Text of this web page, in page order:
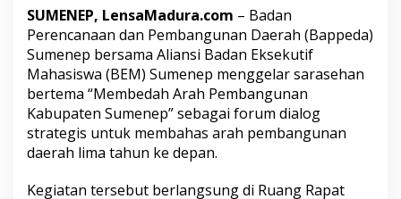
a
r
a
s
e
h
n
B
a
a
SUMENEP, LensaMadura.com – Badan
Perencanaan dan Pembangunan Daerah (Bappeda)
Sumenep bersama Aliansi Badan Eksekutif
Mahasiswa (BEM) Sumenep menggelar sarasehan
bertema “Membedah Arah Pembangunan
Kabupaten Sumenep” sebagai forum dialog
strategis untuk membahas arah pembangunan
daerah lima tahun ke depan.
Kegiatan tersebut berlangsung di Ruang Rapat